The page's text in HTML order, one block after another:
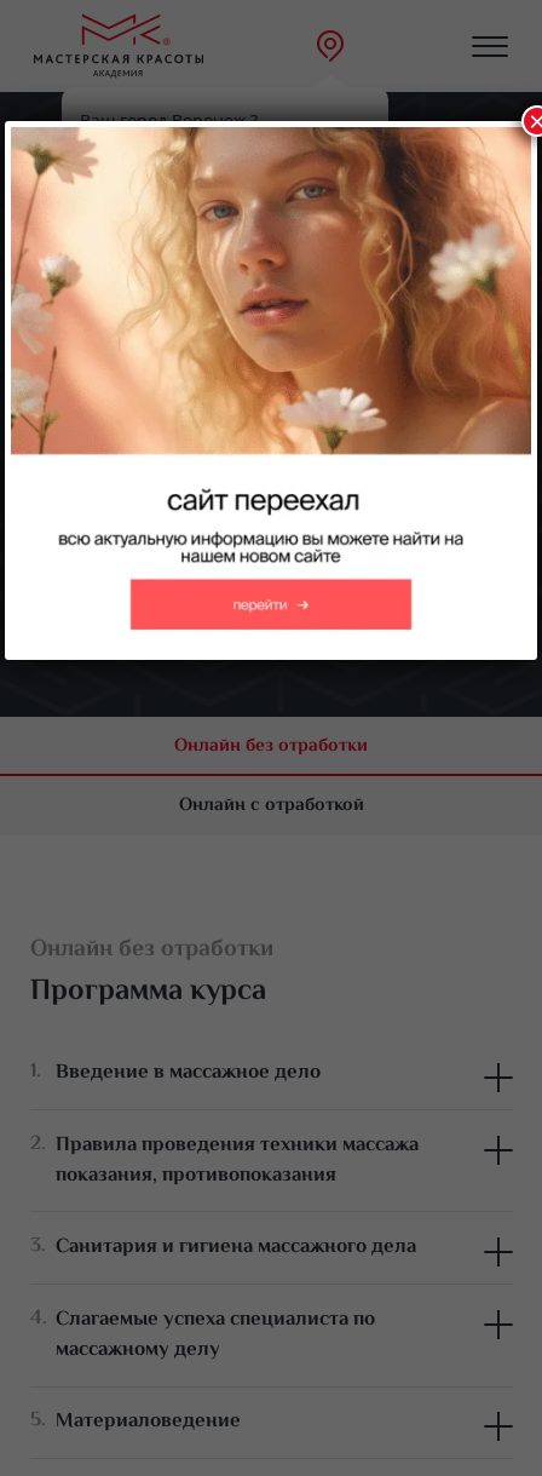
Ваш город Воронеж ?
Выбрать другой
Главная Направления Массаж
Массаж
Массажист. Online
Профессия массажиста с нуля — всего за 1 месяц!
Теперь Вы можете пройти курс онлайн и получить
документы с присвоением квалификации и
международный сертификат после окончания
обучения.
Получить консультацию
Онлайн без отработки
Онлайн с отработкой
Онлайн без отработки
Программа курса
Введение в массажное дело
Правила проведения техники массажа
показания, противопоказания
Санитария и гигиена массажного дела
Слагаемые успеха специалиста по
массажному делу
Материаловедение